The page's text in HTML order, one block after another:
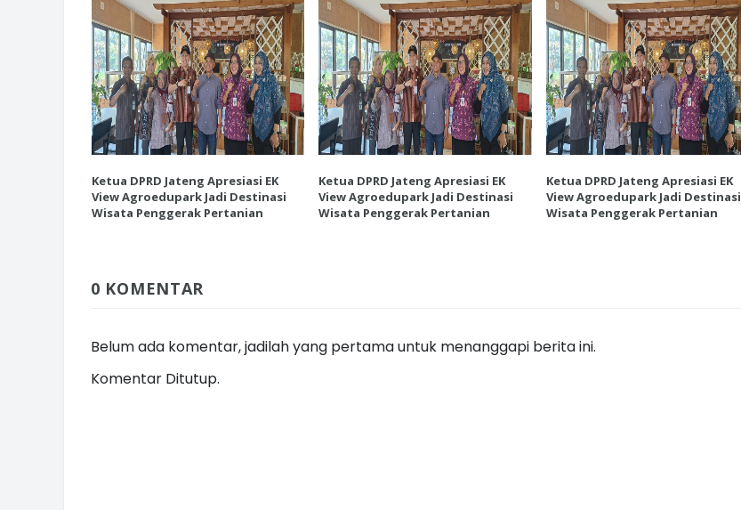
Ketua DPRD Jateng Apresiasi EK
View Agroedupark Jadi Destinasi
Wisata Penggerak Pertanian
Ketua DPRD Jateng Apresiasi EK
View Agroedupark Jadi Destinasi
Wisata Penggerak Pertanian
Ketua DPRD Jateng Apresiasi EK
View Agroedupark Jadi Destinasi
Wisata Penggerak Pertanian
0 KOMENTAR
Belum ada komentar, jadilah yang pertama untuk menanggapi berita ini.
Komentar Ditutup.
INI CARA UMAT KRISTIANI SALATIGA
INI CARA UMAT KRISTIANI SALATIGA